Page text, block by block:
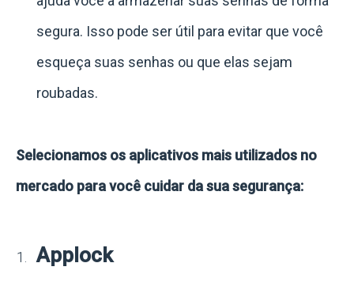
segura. Isso pode ser útil para evitar que você
esqueça suas senhas ou que elas sejam
roubadas.
Selecionamos os aplicativos mais utilizados no
mercado para você cuidar da sua segurança:
Applock